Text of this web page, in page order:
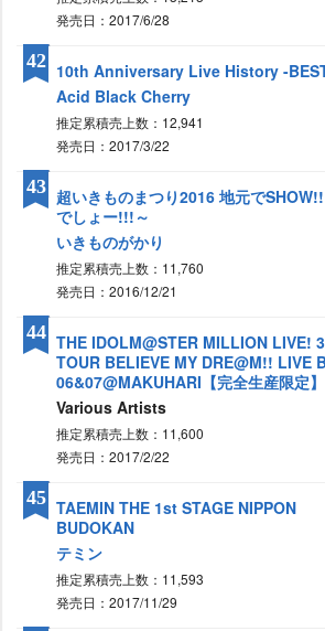
発売日：2017/6/28
10th Anniversary Live History -
Acid Black Cherry
推定累積売上数：12,941
発売日：2017/3/22
42
超いきものまつり2016 地元で
でしょー!!!～
いきものがかり
推定累積売上数：11,760
発売日：2016/12/21
43
THE IDOLM@STER MILLION LIVE!
TOUR BELIEVE MY DRE@M!! LIVE
06&07@MAKUHARI【完全生産限定】
Various Artists
推定累積売上数：11,600
発売日：2017/2/22
44
TAEMIN THE 1st STAGE NIPPON
BUDOKAN
テミン
推定累積売上数：11,593
発売日：2017/11/29
45